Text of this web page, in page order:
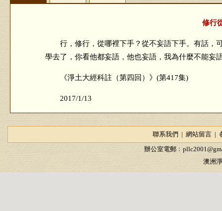
修行
行，修行，從哪裡下手？從不妄語下手。有話，
學去了，你看他都妄語，他也妄語，我為什麼不能妄
《淨土大經科註（第四回）》(第417集)
2017/1/13
聯系我們 | 網站留言|
辦公室電郵﹕
澳洲